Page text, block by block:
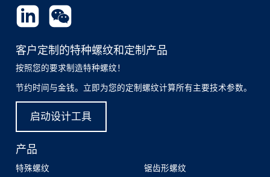
客户定制的特种螺纹和定制产品
按照您的要求制造特种螺纹！
节约时间与金钱。立即为您的定制螺纹计算所有主要技术参数。
启动设计工具
产品
特殊螺纹
锯齿形螺纹